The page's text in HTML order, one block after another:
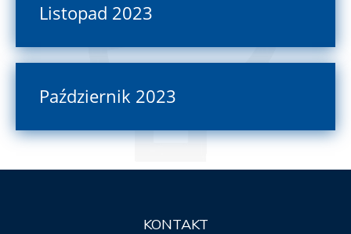
Listopad 2023
Październik 2023
KONTAKT